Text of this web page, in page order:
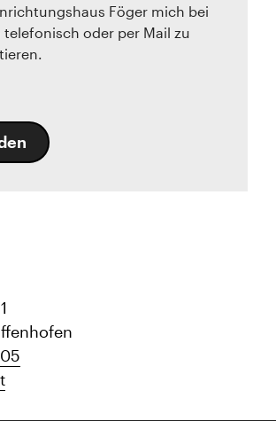
Föger mich bei
telefonisch oder per Mail zu